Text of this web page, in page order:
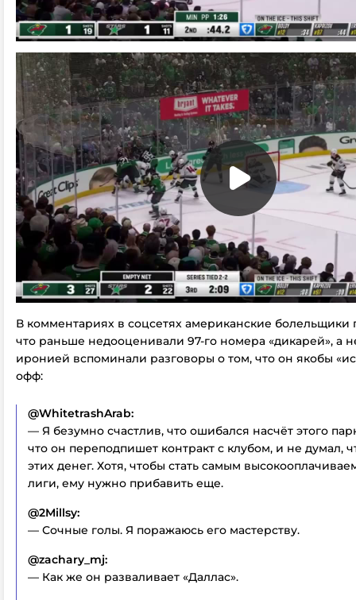
В комментариях в соцсетях американские болельщики
что раньше недооценивали 97-го номера «дикарей», а
иронией вспоминали разговоры о том, что он якобы
офф:
@WhitetrashArab:
— Я безумно счастлив, что ошибался насчёт этого
что он переподпишет контракт с клубом, и не думал,
этих денег. Хотя, чтобы стать самым
лиги, ему нужно прибавить еще.
@2Millsy:
— Сочные голы. Я поражаюсь его мастерству.
@zachary_mj:
— Как же он разваливает «Даллас».